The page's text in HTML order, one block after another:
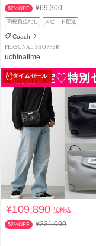
62%OFF ¥69,300
関税負担なし スピード配送
Coach
PERSONAL SHOPPER
uchinatime
タイムセール
¥109,890送料込
52%OFF ¥231,000